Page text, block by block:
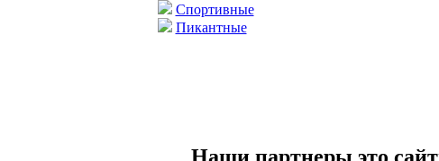
Спортивные
Пикантные